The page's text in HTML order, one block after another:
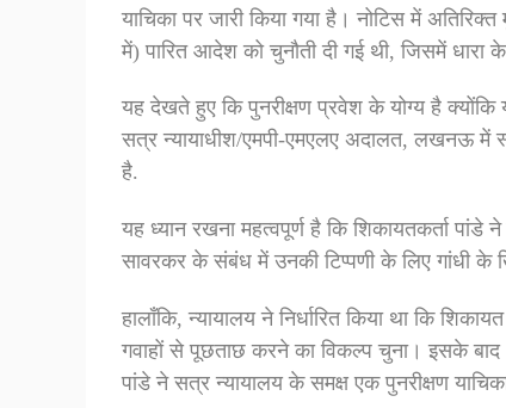
याचिका पर जारी किया गया है। नोटिस में
में) पारित आदेश को चुनौती दी गई थी, जिसमें
यह देखते हुए कि पुनरीक्षण प्रवेश के योग्य है
सत्र न्यायाधीश/एमपी-एमएलए अदालत, लखनऊ में
है.
यह ध्यान रखना महत्वपूर्ण है कि शिकायतकर्ता
सावरकर के संबंध में उनकी टिप्पणी के लिए गांधी के
हालाँकि, न्यायालय ने निर्धारित किया था कि
गवाहों से पूछताछ करने का विकल्प चुना। इसके
पांडे ने सत्र न्यायालय के समक्ष एक पुनरीक्षण